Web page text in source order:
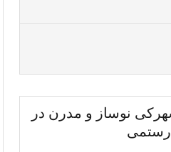
نوساز و مدرن در
رستمی